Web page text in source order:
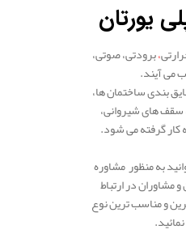
یورتان
،برودتی، صوتی،
می آیند.
بندی ساختمان ها،
سقف های شیروانی،
گرفته می شود.
به منظور مشاوره
مشاوران در ارتباط
و مناسب ترین نوع